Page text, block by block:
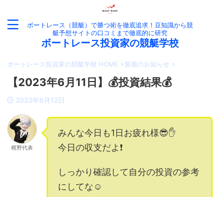
ボートレース（競艇）で勝つ術を徹底追求！豆知識から競
艇予想サイトの口コミまで徹底的に研究
ボートレース投資家の競艇学校
ボートレース投資家の競艇学校 HOME >新着のお知らせ >
【2023年6月11日】💰投資結果💰
2023年6月12日
梶野代表
みんな今日も1日お疲れ様😎✋
今日の収支だよ❗️
しっかり確認して自分の投資の参考
にしてな☺️